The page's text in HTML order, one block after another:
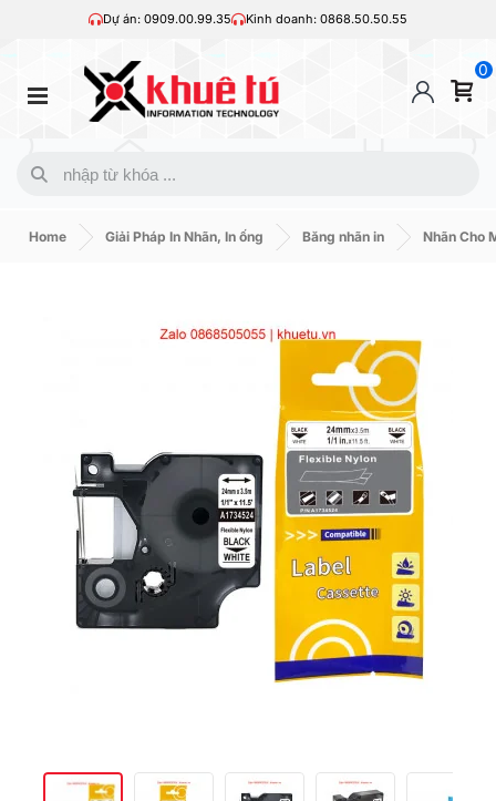
Dự án: 0909.00.99.35 Kinh doanh: 0868.50.50.55
0
Home Giải Pháp In Nhãn, In ống Băng nhãn in Nhãn Cho